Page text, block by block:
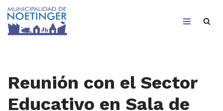
Saltar
Reunión con el Sector
Educativo en Sala de